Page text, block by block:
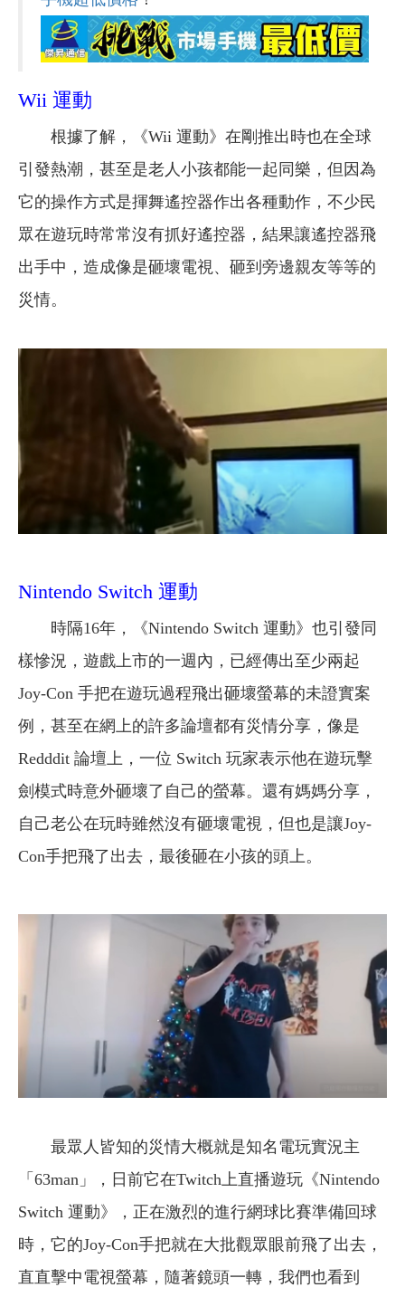
Wii 運動
根據了解，《Wii 運動》在剛推出時也在全球
引發熱潮，甚至是老人小孩都能一起同樂，但因為
它的操作方式是揮舞遙控器作出各種動作，不少民
眾在遊玩時常常沒有抓好遙控器，結果讓遙控器飛
出手中，造成像是砸壞電視、砸到旁邊親友等等的
災情。
Nintendo Switch 運動
時隔16年，《Nintendo Switch 運動》也引發同
樣慘況，遊戲上市的一週內，已經傳出至少兩起
Joy-Con 手把在遊玩過程飛出砸壞螢幕的未證實案
例，甚至在網上的許多論壇都有災情分享，像是
Redddit 論壇上，一位 Switch 玩家表示他在遊玩擊
劍模式時意外砸壞了自己的螢幕。還有媽媽分享，
自己老公在玩時雖然沒有砸壞電視，但也是讓Joy-
Con手把飛了出去，最後砸在小孩的頭上。
最眾人皆知的災情大概就是知名電玩實況主
「63man」，日前它在Twitch上直播遊玩《Nintendo
Switch 運動》，正在激烈的進行網球比賽準備回球
時，它的Joy-Con手把就在大批觀眾眼前飛了出去，
直直擊中電視螢幕，隨著鏡頭一轉，我們也看到